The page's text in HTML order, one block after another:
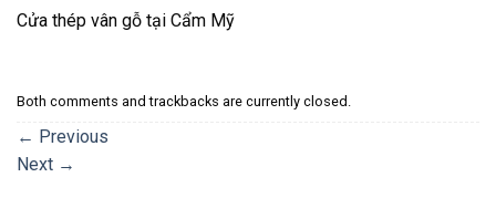
Cửa thép vân gỗ tại Cẩm Mỹ
Both comments and trackbacks are currently closed.
← Previous
Next →